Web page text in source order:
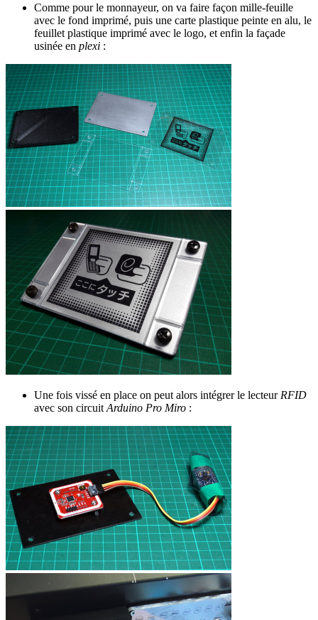
Comme pour le monnayeur, on va faire façon mille-feuille
avec le fond imprimé, puis une carte plastique peinte en alu, le
feuillet plastique imprimé avec le logo, et enfin la façade
usinée en plexi :
Une fois vissé en place on peut alors intégrer le lecteur RFID
avec son circuit Arduino Pro Miro :